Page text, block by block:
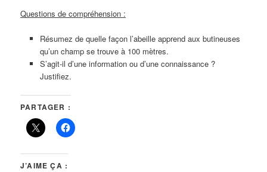
Questions de compréhension :
Résumez de quelle façon l’abeille apprend aux butineuses
qu’un champ se trouve à 100 mètres.
S’agit-il d’une information ou d’une connaissance ?
Justifiez.
PARTAGER :
J’AIME ÇA :